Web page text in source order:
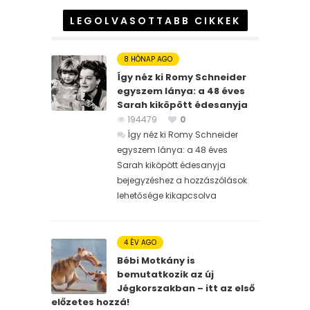
LEGOLVASOTTABB CIKKEK
8 HÓNAP AGO
Így néz ki Romy Schneider
egyszem lánya: a 48 éves
Sarah kiköpött édesanyja
194479
0
Így néz ki Romy Schneider
egyszem lánya: a 48 éves
Sarah kiköpött édesanyja
bejegyzéshez a hozzászólások
lehetősége kikapcsolva
4 ÉV AGO
Bébi Motkány is
bemutatkozik az új
Jégkorszakban – itt az első
előzetes hozzá!